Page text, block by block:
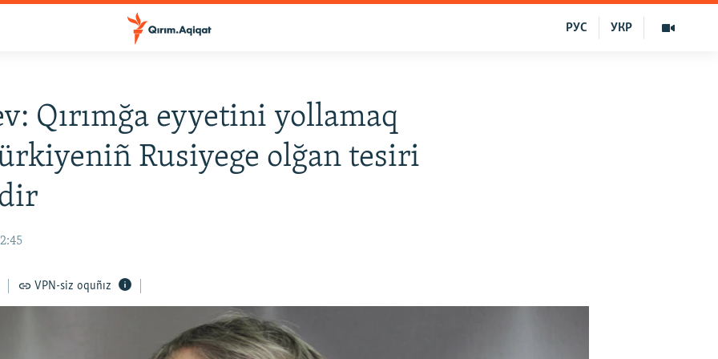
УКР
РУС
Qırımğa eyyetini yollamaq
Rusiyege olğan tesiri
VPN-siz oquñız